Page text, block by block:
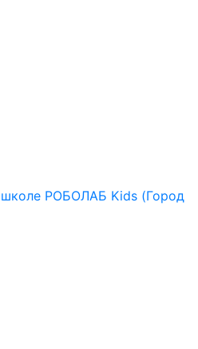
школе РОБОЛАБ Kids (Город